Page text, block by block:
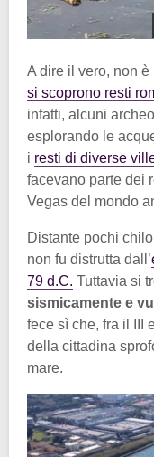
A dire il vero, non
si scoprono resti
infatti, alcuni
esplorando le
i resti di diverse
facevano parte dei
Vegas del mondo
Distante pochi
non fu distrutta dall’
79 d.C. Tuttavia si
sismicamente e
fece sì che, fra il III
della cittadina
mare.